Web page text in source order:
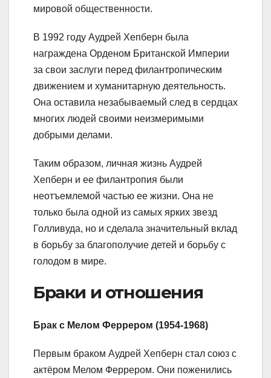
мировой общественности.
В 1992 году Аудрей Хепберн была
награждена Орденом Британской Империи
за свои заслуги перед филантропическим
движением и хуманитарную деятельность.
Она оставила незабываемый след в сердцах
многих людей своими неизмеримыми
добрыми делами.
Таким образом, личная жизнь Аудрей
Хепберн и ее филантропия были
неотъемлемой частью ее жизни. Она не
только была одной из самых ярких звезд
Голливуда, но и сделала значительный вклад
в борьбу за благополучие детей и борьбу с
голодом в мире.
Браки и отношения
Брак с Мелом Феррером (1954-1968)
Первым браком Аудрей Хепберн стал союз с
актёром Мелом Феррером. Они поженились